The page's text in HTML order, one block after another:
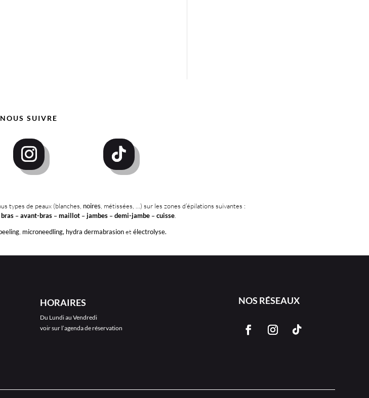
NOUS SUIVRE
types de peaux (blanches, noires , métissées, …) sur les zones d’épilations suivantes :
bras – avant-bras – maillot – jambes – demi-jambe – cuisse
, microneedling, hydra dermabrasionetélectrolyse.
HORAIRES
Du Lundi au Vendredi
voir sur l’agenda de réservation
NOS RÉSEAUX